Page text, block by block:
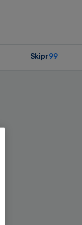
Skipr99